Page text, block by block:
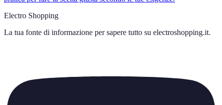
Electro Shopping
La tua fonte di informazione per sapere tutto su electroshopping.it.